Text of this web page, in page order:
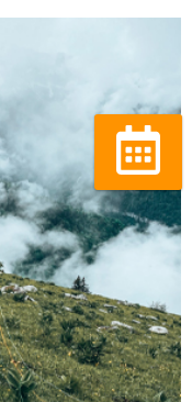
Réserver